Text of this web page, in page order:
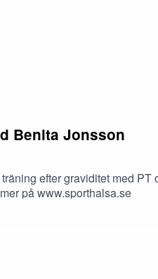
Benita Jonsson
efter graviditet med
på www.sporthalsa.se